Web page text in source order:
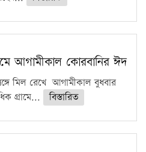
আগামীকাল কোরবানির ঈদ
মিল রেখে আগামীকাল বুধবার
গ্রামে...
বিস্তারিত